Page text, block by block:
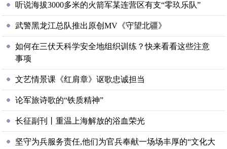
听说海拔3000多米的火箭军某连营区有支“零玖乐队”
武警黑龙江总队推出原创MV《守望北疆》
如何在三伏天科学安全地组织训练？快来看看这些注意
事项
文艺情景课《红肩章》讴歌忠诚担当
论军旅诗歌的“铁质精神”
长征副刊丨重温上海解放的浴血荣光
坚守为兵服务责任,他们为官兵奉献一场场丰厚的“文化大